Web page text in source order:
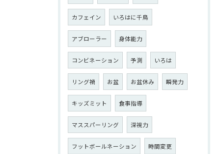
カフェイン いろはに千鳥
アブローラー 身体能力
コンビネーション 予測 いろは
リング禍 お盆 お盆休み 瞬発力
キッズミット 食事指導
マススパーリング 深視力
フットボールネーション 時間変更